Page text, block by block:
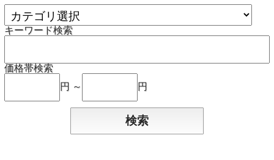
キーワード検索
価格帯検索
円 ～
円